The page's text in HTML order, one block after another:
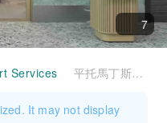
7
Services 平托馬丁斯國際機場(FOR) | Main Terminal | W Premium Lounge Fortaleza International | 貴賓室服務
It may not display